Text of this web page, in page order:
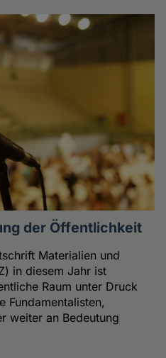
der Öffentlichkeit
Materialien und
in diesem Jahr ist
Raum unter Druck
Fundamentalisten,
weiter an Bedeutung